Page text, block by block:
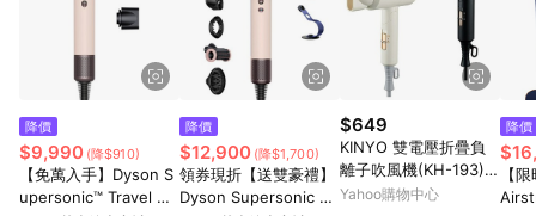
降價
$9,990 (降$910)
【免萬入手】Dyson S
upersonic™ Travel HD
降價
$12,900 (降$1,700)
領券現折【送雙豪禮】
Dyson Supersonic N
$649
KINYO 雙電壓折疊負
離子吹風機(KH-193)1
入 款式可選 附專屬收
Yahoo購物中心
降價
【